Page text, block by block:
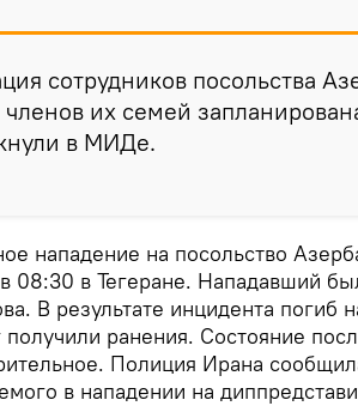
сотрудников посольства
членов их семей
в МИДе.
нападение на посольство
08:30 в Тегеране. Нападавший
В результате инцидента погиб
получили ранения. Состояние
Полиция Ирана
в нападении на